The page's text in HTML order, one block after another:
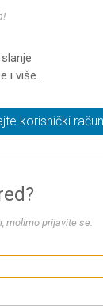
i više.
korisnički račun
molimo prijavite se.